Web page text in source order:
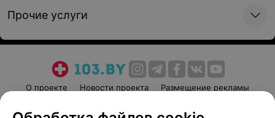
Прочие услуги
О проекте Новости проекта
Размещение рекламы